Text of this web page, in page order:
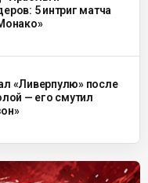
5 интриг матча
«Ливерпулю» после
— его смутил